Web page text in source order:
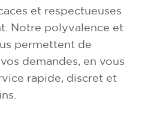
et respectueuses
Notre polyvalence et
permettent de
demandes, en vous
rapide, discret et